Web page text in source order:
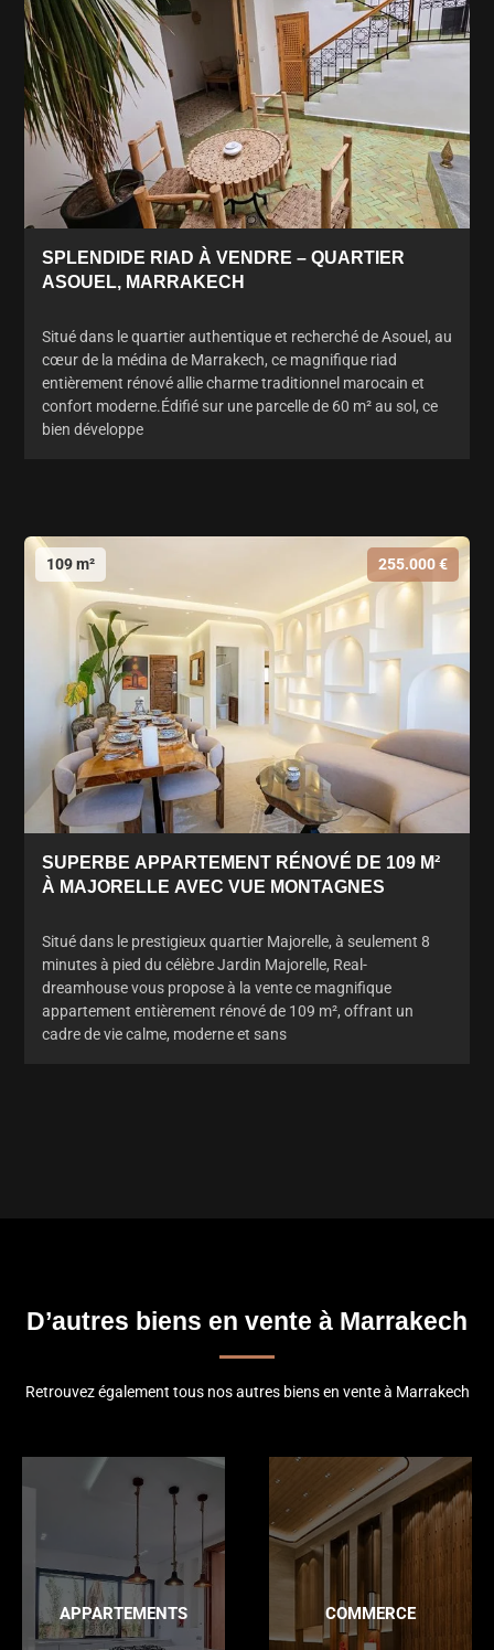
SPLENDIDE RIAD À VENDRE – QUARTIER
ASOUEL, MARRAKECH
Situé dans le quartier authentique et recherché de Asouel, au
cœur de la médina de Marrakech, ce magnifique riad
entièrement rénové allie charme traditionnel marocain et
confort moderne.Édifié sur une parcelle de 60 m² au sol, ce
bien développe
109 m² 255.000 €
SUPERBE APPARTEMENT RÉNOVÉ DE 109 M²
À MAJORELLE AVEC VUE MONTAGNES
Situé dans le prestigieux quartier Majorelle, à seulement 8
minutes à pied du célèbre Jardin Majorelle, Real-
dreamhouse vous propose à la vente ce magnifique
appartement entièrement rénové de 109 m², offrant un
cadre de vie calme, moderne et sans
D’autres biens en vente à Marrakech
Retrouvez également tous nos autres biens en vente à Marrakech
APPARTEMENTS COMMERCE